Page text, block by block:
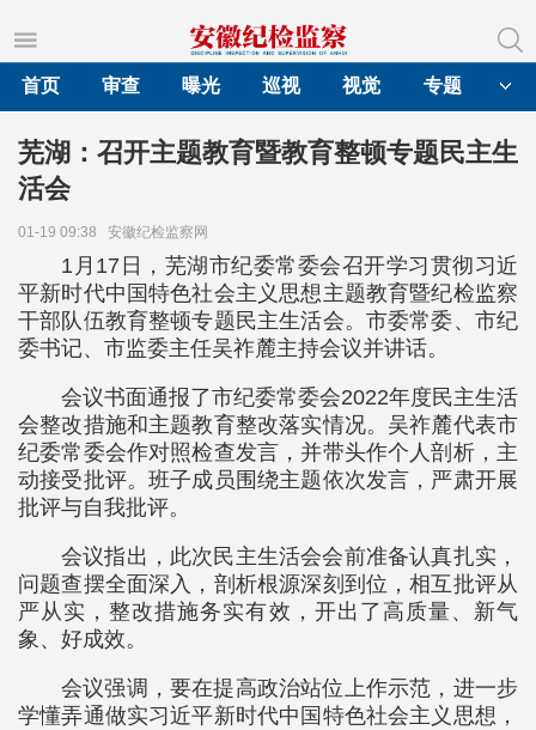
首页
审查 曝光 巡视 视觉 专题
芜湖：召开主题教育暨教育整顿专题民主生
活会
01-19 09:38 安徽纪检监察网
1月17日，芜湖市纪委常委会召开学习贯彻习近
平新时代中国特色社会主义思想主题教育暨纪检监察
干部队伍教育整顿专题民主生活会。市委常委、市纪
委书记、市监委主任吴祚麓主持会议并讲话。
会议书面通报了市纪委常委会2022年度民主生活
会整改措施和主题教育整改落实情况。吴祚麓代表市
纪委常委会作对照检查发言，并带头作个人剖析，主
动接受批评。班子成员围绕主题依次发言，严肃开展
批评与自我批评。
会议指出，此次民主生活会会前准备认真扎实，
问题查摆全面深入，剖析根源深刻到位，相互批评从
严从实，整改措施务实有效，开出了高质量、新气
象、好成效。
会议强调，要在提高政治站位上作示范，进一步
学懂弄通做实习近平新时代中国特色社会主义思想，